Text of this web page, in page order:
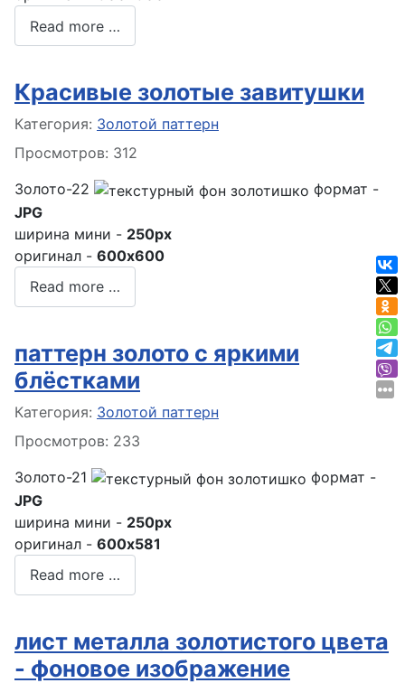
Read more …
Красивые золотые завитушки
Информация о материале
Категория: Золотой паттерн
Просмотров: 312
Золото-22
формат -
JPG
ширина мини - 250px
оригинал - 600x600
Read more …
паттерн золото с яркими
блёстками
Информация о материале
Категория: Золотой паттерн
Просмотров: 233
Золото-21
формат -
JPG
ширина мини - 250px
оригинал - 600x581
Read more …
лист металла золотистого цвета
- фоновое изображение